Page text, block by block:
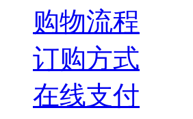
购物流程
订购方式
在线支付